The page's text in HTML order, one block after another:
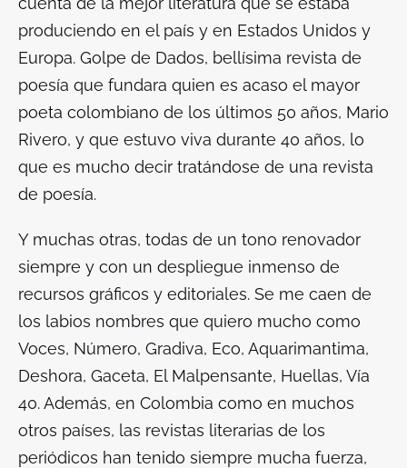
produciendo en el país y en Estados Unidos y
Europa. Golpe de Dados, bellísima revista de
poesía que fundara quien es acaso el mayor
poeta colombiano de los últimos 50 años, Mario
Rivero, y que estuvo viva durante 40 años, lo
que es mucho decir tratándose de una revista
de poesía.
Y muchas otras, todas de un tono renovador
siempre y con un despliegue inmenso de
recursos gráficos y editoriales. Se me caen de
los labios nombres que quiero mucho como
Voces, Número, Gradiva, Eco, Aquarimantima,
Deshora, Gaceta, El Malpensante, Huellas, Vía
40. Además, en Colombia como en muchos
otros países, las revistas literarias de los
periódicos han tenido siempre mucha fuerza,